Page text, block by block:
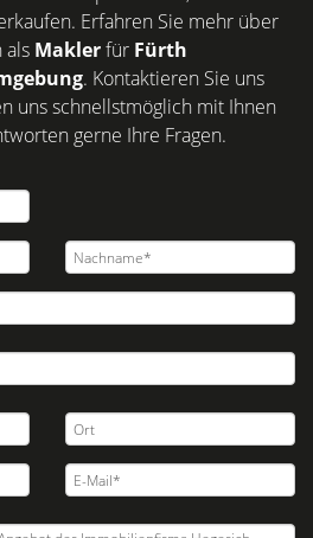
Erfahren Sie mehr über
als Maklerfür Fürth
. Kontaktieren Sie uns
uns schnellstmöglich mit Ihnen
gerne Ihre Fragen.